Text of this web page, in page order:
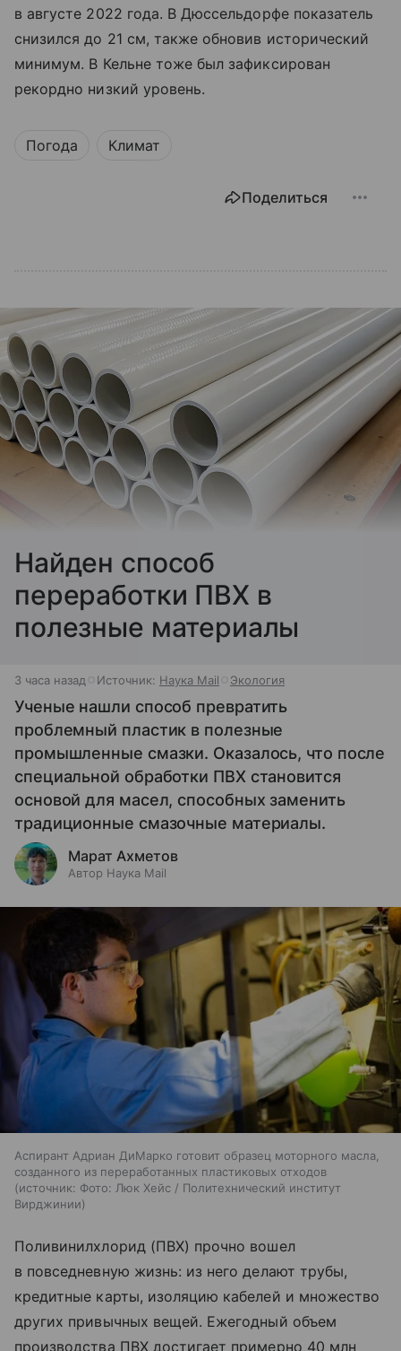
в августе 2022 года. В Дюссельдорфе показатель
снизился до 21 см, также обновив исторический
минимум. В Кельне тоже был зафиксирован
рекордно низкий уровень.
Погода Климат
Поделиться
Найден способ
переработки ПВХ в
полезные материалы
3 часа назад Источник: Наука Mail Экология
Ученые нашли способ превратить
проблемный пластик в полезные
промышленные смазки. Оказалось, что после
специальной обработки ПВХ становится
основой для масел, способных заменить
традиционные смазочные материалы.
Марат Ахметов
Автор Наука Mail
Аспирант Адриан ДиМарко готовит образец моторного масла,
созданного из переработанных пластиковых отходов
источник: Фото: Люк Хейс / Политехнический институт
Вирджинии
Поливинилхлорид (ПВХ) прочно вошел
в повседневную жизнь: из него делают трубы,
кредитные карты, изоляцию кабелей и множество
других привычных вещей. Ежегодный объем
производства ПВХ достигает примерно 40 млн